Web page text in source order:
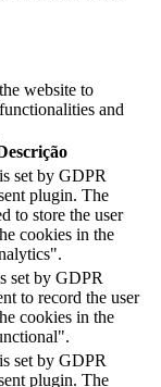
website to
and
set by GDPR
plugin. The
to store the user
cookies in the
set by GDPR
to record the user
cookies in the
set by GDPR
plugin. The